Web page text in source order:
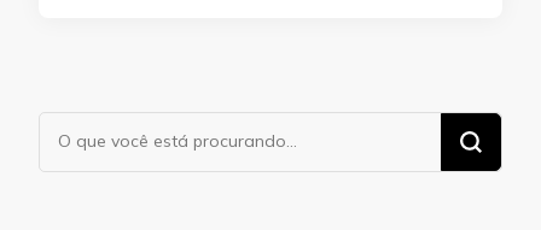
Procurando
algo?